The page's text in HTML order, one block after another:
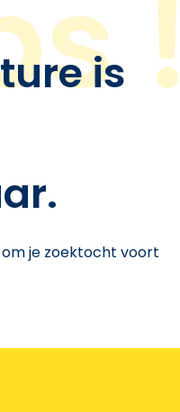
is
om je zoektocht voort